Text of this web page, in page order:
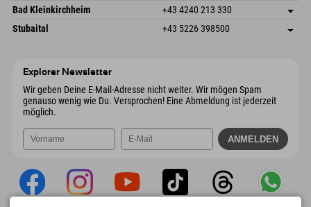
Österreich
Buchen
Gscheat 14
6441 Umhausen
Österreich
Adresse speichern
Anreiseinfos
Buchen
Bad Kleinkirchheim +43 4240 213 330
Dorfstraße 24
Adresse speichern
Stubaital +43 5226 398500
Explorer Newsletter
Wir geben Deine E-Mail-Adresse nicht weiter. Wir mögen Spam
genauso wenig wie Du. Versprochen! Eine Abmeldung ist jederzeit
möglich.